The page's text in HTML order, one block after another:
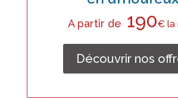
A partir de 190€ la
Découvrir nos